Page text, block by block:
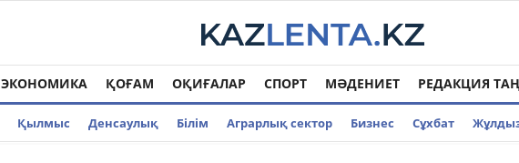
ЭКОНОМИКА ҚОҒАМ ОҚИҒАЛАР СПОРТ МӘДЕНИЕТ РЕДАКЦИЯ
Қылмыс Денсаулық Білім Аграрлық сектор Бизнес Cұхбат